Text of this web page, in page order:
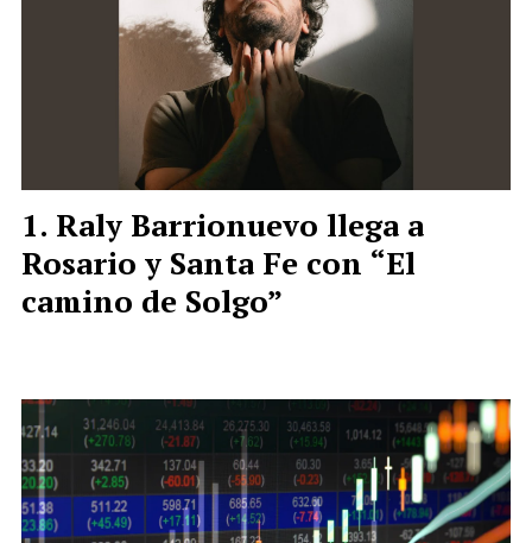
Raly Barrionuevo llega a
Rosario y Santa Fe con “El
camino de Solgo”